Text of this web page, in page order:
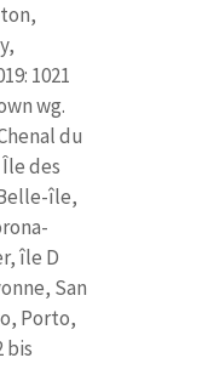
1021
wg.
du
des
île,
île D
San
Porto,
bis